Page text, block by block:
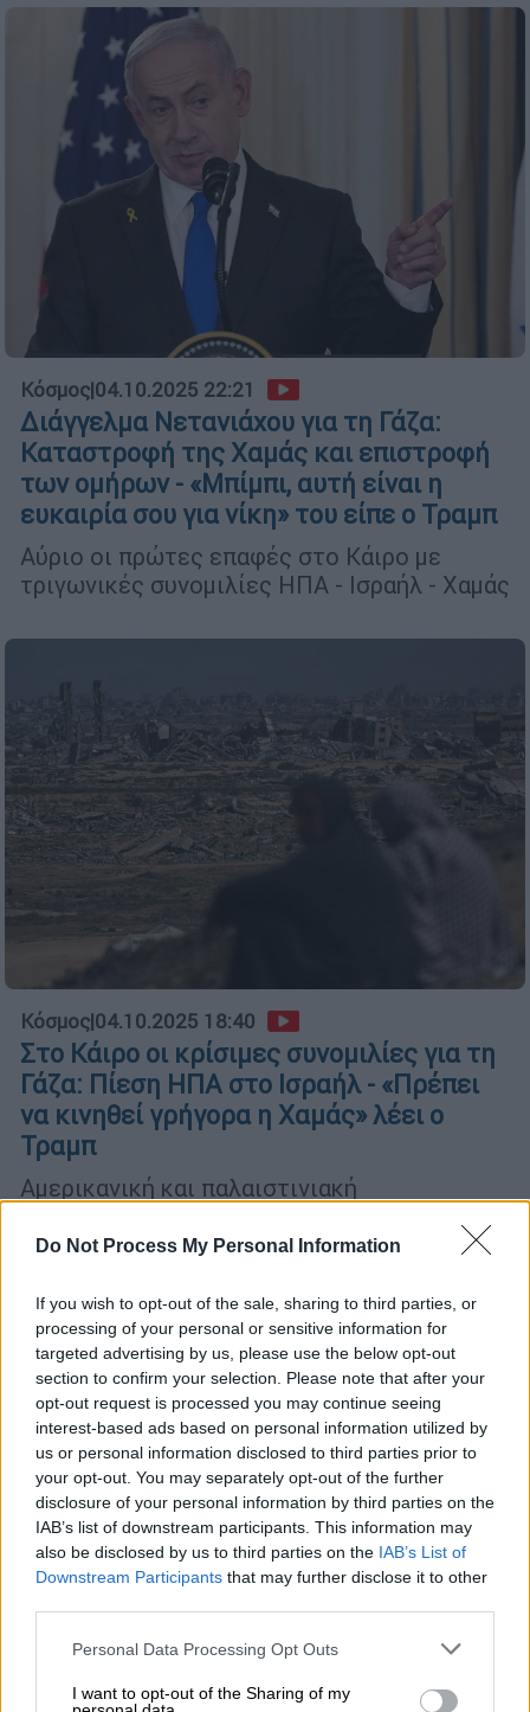
Do Not Process My Personal Information
If you wish to opt-out of the sale, sharing to third parties, or
processing of your personal or sensitive information for
targeted advertising by us, please use the below opt-out
section to confirm your selection. Please note that after your
opt-out request is processed you may continue seeing
interest-based ads based on personal information utilized by
us or personal information disclosed to third parties prior to
your opt-out. You may separately opt-out of the further
disclosure of your personal information by third parties on the
IAB’s list of downstream participants. This information may
also be disclosed by us to third parties on the IAB’s List of
Downstream Participants that may further disclose it to other
Please note that this website/app uses one or more Google
not limited to your visit or usage behaviour. You may click to
Personal Data Processing Opt Outs
I want to opt-out of the Sharing of my
Κόσμος|04.10.2025 22:21
Διάγγελμα Νετανιάχου για τη Γάζα:
Καταστροφή της Χαμάς και επιστροφή
των ομήρων - «Μπίμπι, αυτή είναι η
ευκαιρία σου για νίκη» του είπε ο Τραμπ
Αύριο οι πρώτες επαφές στο Κάιρο με
τριγωνικές συνομιλίες ΗΠΑ - Ισραήλ - Χαμάς
Κόσμος|04.10.2025 18:40
Στο Κάιρο οι κρίσιμες συνομιλίες για τη
Γάζα: Πίεση ΗΠΑ στο Ισραήλ - «Πρέπει
να κινηθεί γρήγορα η Χαμάς» λέει ο
Τραμπ
Αμερικανική και παλαιστινιακή
αιγυπτιακή πρωτεύουσα για να
βασίζεται στην πρόταση Τραμπ - Εντατικές
προετοιμασίες και στο Ισραήλ